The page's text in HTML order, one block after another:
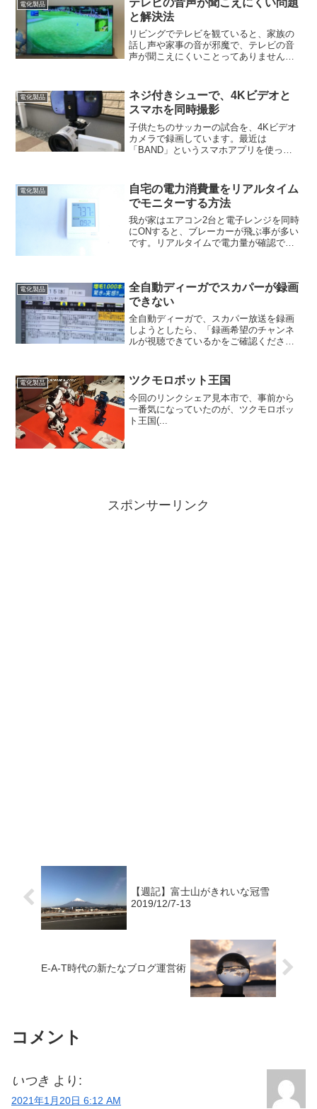
電化製品
と解決法
リビングでテレビを観ていると、家族の
話し声や家事の音が邪魔で、テレビの音
声が聞こえにくいことってありません
スピーカーを購入してみようかな？ など
と考えていました。今回、...
電化製品
ネジ付きシューで、4Kビデオと
スマホを同時撮影
子供たちのサッカーの試合を、4Kビデオ
カメラで録画しています。最近は
「BAND」というスマホアプリを使っ
ホアプリで、両方同時に録画できると、
効率が良いです。
電化製品
自宅の電力消費量をリアルタイム
でモニターする方法
我が家はエアコン2台と電子レンジを同時
にONすると、ブレーカーが飛ぶ事が多い
です。リアルタイムで電力量が確認でき
回、消...
電化製品
全自動ディーガでスカパーが録画
できない
全自動ディーガで、スカパー放送を録画
しようとしたら、「録画希望のチャンネ
ルが視聴できているかをご確認くださ
きるよう設定してもらったはずなのです
が。
電化製品 ツクモロボット王国
今回のリンクシェア見本市で、事前から
一番気になっていたのが、ツクモロボッ
ト王国(...
スポンサーリンク
【週記】富士山がきれいな冠雪
2019/12/7-13
E-A-T時代の新たなブログ運営術
コメント
いつき より:
2021年1月20日 6:12 AM